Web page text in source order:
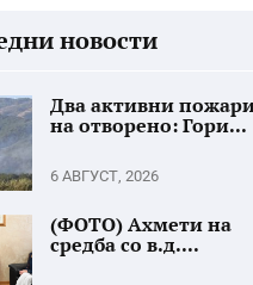
новости
Два активни
на отворено: Гори...
6 АВГУСТ, 2026
(ФОТО) Ахмети на
средба со в.д....